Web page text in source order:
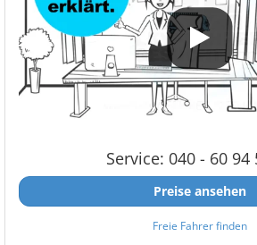
Service: 040 - 60 94
Preise ansehen
Freie Fahrer finden